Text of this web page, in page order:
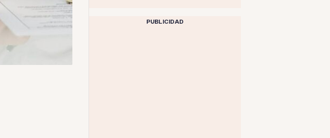
PUBLICIDAD